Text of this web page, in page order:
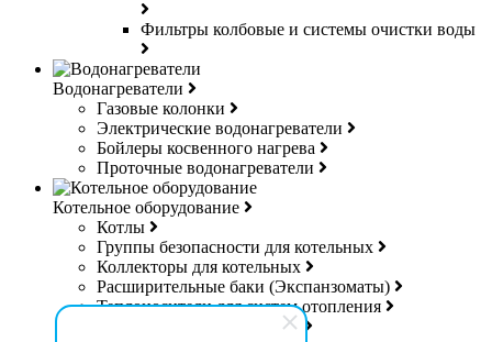
Фильтры колбовые и системы очистки воды
Водонагреватели
Газовые колонки
Электрические водонагреватели
Бойлеры косвенного нагрева
Проточные водонагреватели
Котельное оборудование
Котлы
Группы безопасности для котельных
Коллекторы для котельных
Расширительные баки (Экспанзоматы)
Теплоносители для систем отопления
Управляющая электроника